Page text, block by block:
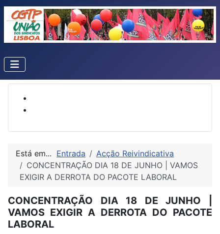
Está em... Entrada
Acção Reivindicativa
CONCENTRAÇÃO DIA 18 DE JUNHO | VAMOS
EXIGIR A DERROTA DO PACOTE LABORAL
CONCENTRAÇÃO DIA 18 DE JUNHO |
VAMOS EXIGIR A DERROTA DO PACOTE
LABORAL